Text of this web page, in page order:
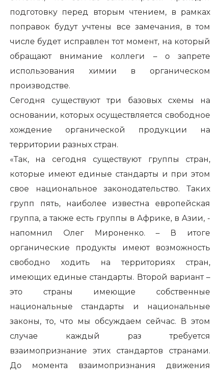
подготовку перед вторым чтением, в рамках
поправок будут учтены все замечания, в том
числе будет исправлен тот момент, на который
обращают внимание коллеги – о запрете
использования химии в органическом
производстве.
Сегодня существуют три базовых схемы на
основании, которых осуществляется свободное
хождение органической продукции на
территории разных стран.
«Так, на сегодня существуют группы стран,
которые имеют единые стандарты и при этом
свое национальное законодательство. Таких
групп пять, наиболее известна европейская
группа, а также есть группы в Африке, в Азии, -
напомнил Олег Мироненко. – В итоге
органические продукты имеют возможность
свободно ходить на территориях стран,
имеющих единые стандарты. Второй вариант –
это страны имеющие собственные
национальные стандарты и национальные
законы, то, что мы обсуждаем сейчас. В этом
случае каждый раз требуется
взаимопризнание этих стандартов странами.
До момента взаимопризнания движения